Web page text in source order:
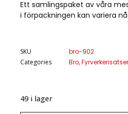
Ett samlingspaket av våra
i förpackningen kan variera
SKU
bro-902
Categories
Bro,Fyrverkerisatser
49 i lager